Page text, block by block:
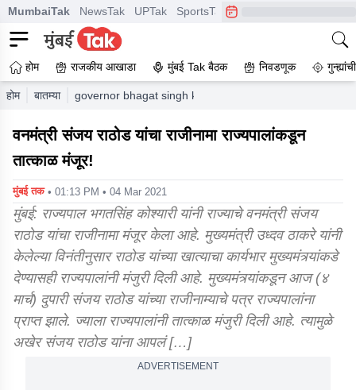
MumbaiTak NewsTak UPTak SportsTak CrimeTak
होम राजकीय आखाडा मुंबई Tak बैठक निवडणूक
होम बातम्या governor bhagat singh koshyari approves resignation
वनमंत्री संजय राठोड यांचा राजीनामा राज्यपालांकडून
तात्काळ मंजूर!
मुंबई तक • 01:13 PM • 04 Mar 2021
मुंबई: राज्यपाल भगतसिंह कोश्यारी यांनी राज्याचे वनमंत्री संजय
राठोड यांचा राजीनामा मंजूर केला आहे. मुख्यमंत्री उध्दव ठाकरे यांनी
केलेल्या विनंतीनुसार राठोड यांच्या खात्याचा कार्यभार मुख्यमंत्र्यांकडे
देण्यासही राज्यपालांनी मंजुरी दिली आहे. मुख्यमंत्र्यांकडून आज (४
मार्च) दुपारी संजय राठोड यांच्या राजीनाम्याचे पत्र राज्यपालांना
प्राप्त झाले. ज्याला राज्यपालांनी तात्काळ मंजुरी दिली आहे. त्यामुळे
अखेर संजय राठोड यांना आपलं […]
ADVERTISEMENT